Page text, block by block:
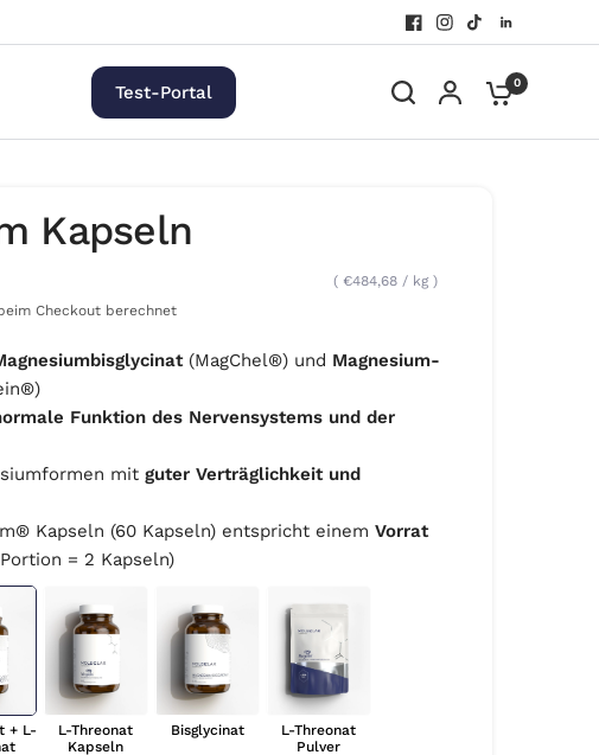
Test-Portal 0
Kapseln
€484,68 / kg
Checkout berechnet
(MagChel®) und Magnesium-
Funktion des Nervensystems und der
mit guter Verträglichkeit und
Kapseln (60 Kapseln) entspricht einem Vorrat
= 2 Kapseln)
+ L-
L-Threonat
Kapseln
Bisglycinat
L-Threonat
Pulver